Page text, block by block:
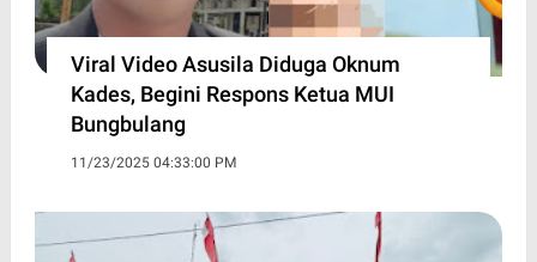
Viral Video Asusila Diduga Oknum
Kades, Begini Respons Ketua MUI
Bungbulang
11/23/2025 04:33:00 PM